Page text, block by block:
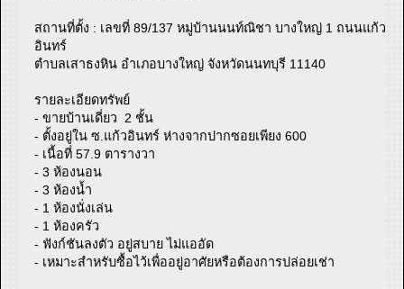
สถานที่ตั้ง : เลขที่ 89/137 หมู่บ้านนนท์ณิชา บางใหญ่ 1 ถนนแก้ว
อินทร์
ตําบลเสาธงหิน อําเภอบางใหญ่ จังหวัดนนทบุรี 11140
รายละเอียดทรัพย์
- ขายบ้านเดี่ยว 2 ชั้น
- ตั้งอยู่ใน ซ.แก้วอินทร์ ห่างจากปากซอยเพียง 600
- เนื้อที่ 57.9 ตารางวา
- 3 ห้องนอน
- 3 ห้องน้ำ
- 1 ห้องนั่งเล่น
- 1 ห้องครัว
- ฟังก์ชันลงตัว อยู่สบาย ไม่แออัด
- เหมาะสำหรับซื้อไว้เพื่ออยู่อาศัยหรือต้องการปล่อยเช่า